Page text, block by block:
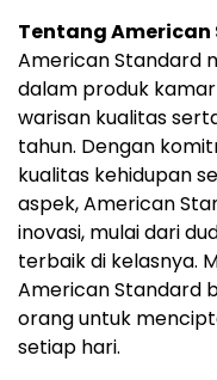
Tentang
American Standard
dalam produk
warisan kualitas
tahun. Dengan
kualitas kehidupan
aspek, American
inovasi, mulai dari
terbaik di kelasnya.
American Standard
orang untuk
setiap hari.